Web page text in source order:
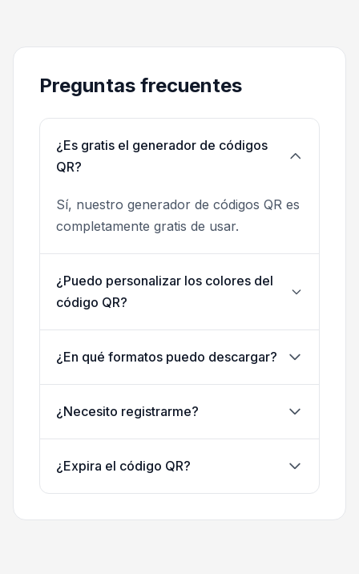
Preguntas frecuentes
¿Es gratis el generador de códigos
QR?
Sí, nuestro generador de códigos QR es
completamente gratis de usar.
¿Puedo personalizar los colores del
código QR?
¿En qué formatos puedo descargar?
¿Necesito registrarme?
¿Expira el código QR?